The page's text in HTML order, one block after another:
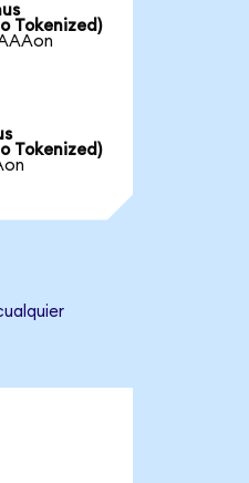
Tokenized)
Tokenized)